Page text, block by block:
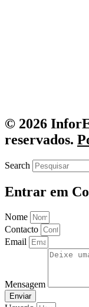
© 2026
reservados.
Search
Entrar em
Nome
Contacto
Email
Mensagem
Enviar